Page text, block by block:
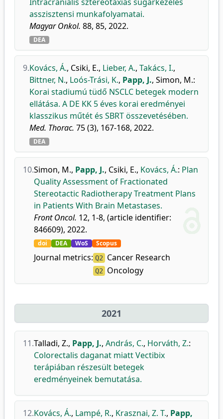
asszisztensi munkafolyamatai.
Magyar Onkol. 88, 85, 2022.
DEA
9.Kovács, Á., Csiki, E., Lieber, A., Takács, I.,
Bittner, N., Loós-Trási, K., Papp, J., Simon, M.:
Korai stadiumú tüdő NSCLC betegek modern
ellátása. A DE KK 5 éves korai eredményei
klasszikus műtét és SBRT összevetésében.
Med. Thorac. 75 (3), 167-168, 2022.
DEA
10.Simon, M., Papp, J., Csiki, E., Kovács, Á.: Plan
Quality Assessment of Fractionated
Stereotactic Radiotherapy Treatment Plans
in Patients With Brain Metastases.
Front Oncol. 12, 1-8, (article identifier:
846609), 2022.
doi DEA WoS Scopus
Journal metrics: Q2 Cancer Research
Q2 Oncology
2021
11.Talladi, Z., Papp, J., András, C., Horváth, Z.:
Colorectalis daganat miatt Vectibix
terápiában részesült betegek
eredményeinek bemutatása.
12.Kovács, Á., Lampé, R., Krasznai, Z. T., Papp,